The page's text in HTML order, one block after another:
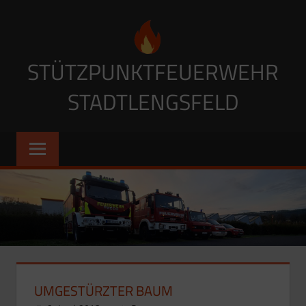
STÜTZPUNKTFEUERWEHR
STADTLENGSFELD
UMGESTÜRZTER BAUM